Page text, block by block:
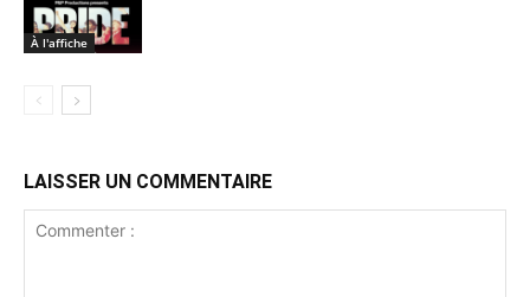
À l'affiche
LAISSER UN COMMENTAIRE